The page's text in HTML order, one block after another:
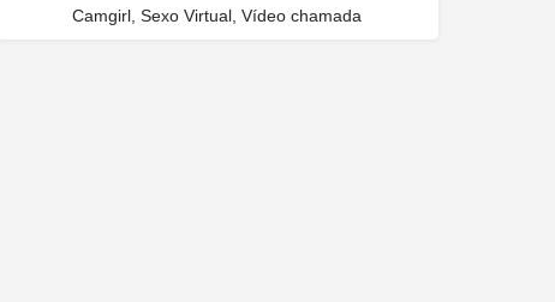
Camgirl, Sexo Virtual, Vídeo chamada